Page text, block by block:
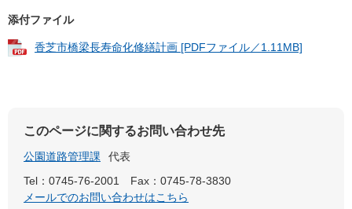
添付ファイル
香芝市橋梁長寿命化修繕計画 [PDFファイル／1.11MB]
このページに関するお問い合わせ先
公園道路管理課
代表
Tel：0745-76-2001
Fax：0745-78-3830
メールでのお問い合わせはこちら